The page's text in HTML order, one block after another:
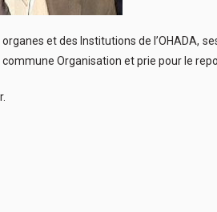
et des Institutions de l’OHADA,
Organisation et prie pour le